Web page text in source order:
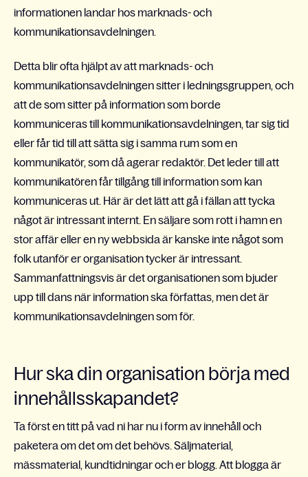
informationen landar hos marknads- och
kommunikationsavdelningen.
Detta blir ofta hjälpt av att marknads- och
kommunikationsavdelningen sitter i ledningsgruppen, och
att de som sitter på information som borde
kommuniceras till kommunikationsavdelningen, tar sig tid
eller får tid till att sätta sig i samma rum som en
kommunikatör, som då agerar redaktör. Det leder till att
kommunikatören får tillgång till information som kan
kommuniceras ut. Här är det lätt att gå i fällan att tycka
något är intressant internt. En säljare som rott i hamn en
stor affär eller en ny webbsida är kanske inte något som
folk utanför er organisation tycker är intressant.
Sammanfattningsvis är det organisationen som bjuder
upp till dans när information ska författas, men det är
kommunikationsavdelningen som för.
Hur ska din organisation börja med
innehållsskapandet?
Ta först en titt på vad ni har nu i form av innehåll och
paketera om det om det behövs. Säljmaterial,
mässmaterial, kundtidningar och er blogg. Att blogga är